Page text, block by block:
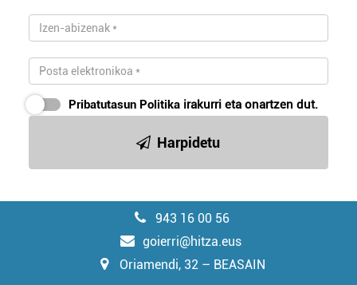
Pribatutasun Politika irakurri eta onartzen dut.
Harpidetu
943 16 00 56
goierri@hitza.eus
Oriamendi, 32 – BEASAIN